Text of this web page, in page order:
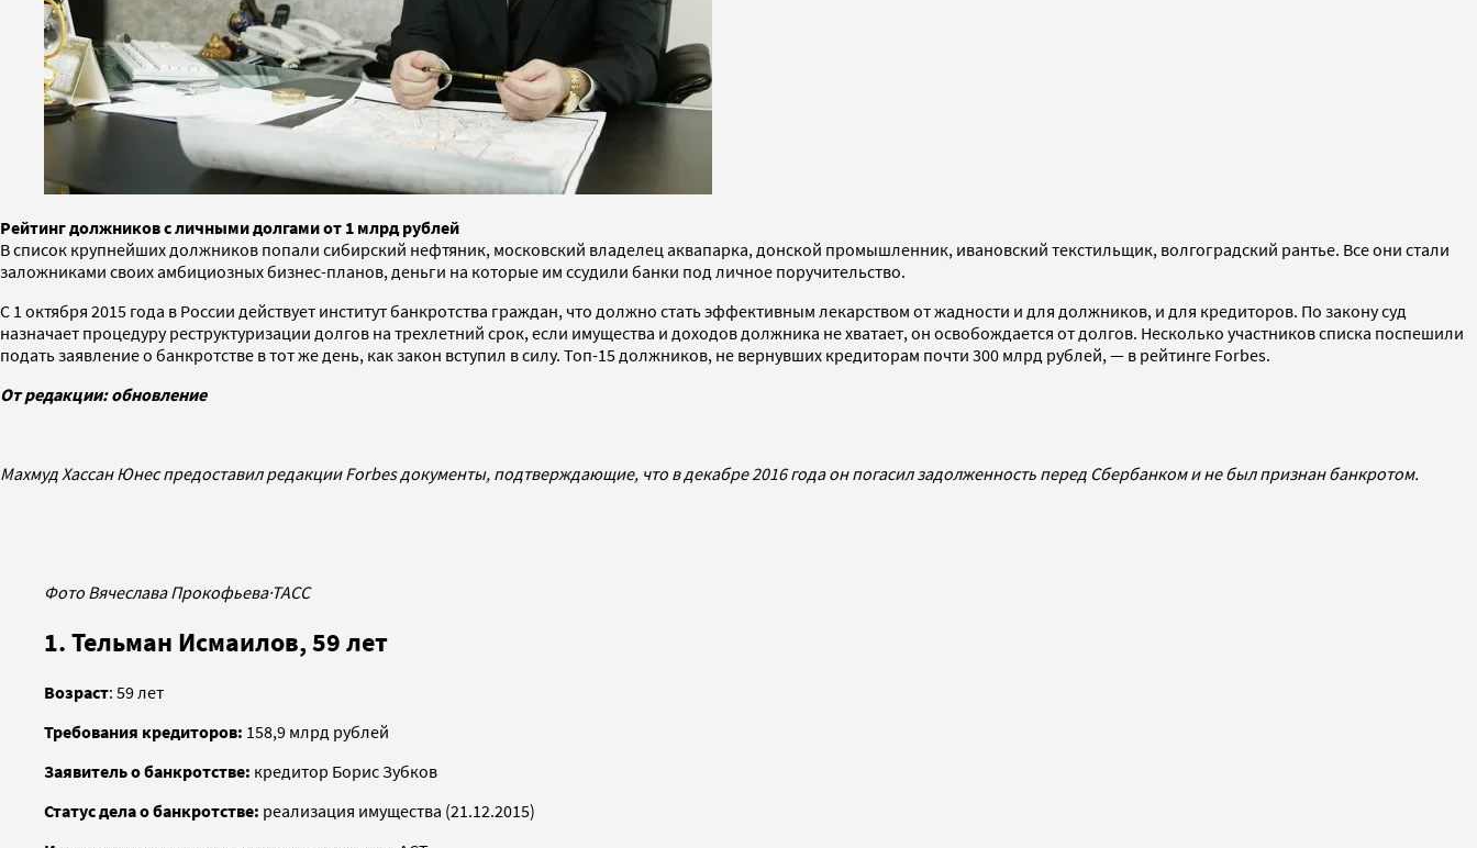
Рейтинг должников с личными долгами от 1 млрд рублей
В список крупнейших должников попали сибирский нефтяник, московский владелец аквапарка, донской промышленник, ивановский текстильщик, волгоградский рантье. Все они стали
заложниками своих амбициозных бизнес-планов, деньги на которые им ссудили банки под личное поручительство.
С 1 октября 2015 года в России действует институт банкротства граждан, что должно стать эффективным лекарством от жадности и для должников, и для кредиторов. По закону суд
назначает процедуру реструктуризации долгов на трехлетний срок, если имущества и доходов должника не хватает, он освобождается от долгов. Несколько участников списка поспешили
подать заявление о банкротстве в тот же день, как закон вступил в силу. Топ-15 должников, не вернувших кредиторам почти 300 млрд рублей, — в рейтинге Forbes.
От редакции: обновление
Махмуд Хассан Юнес предоставил редакции Forbes документы, подтверждающие, что в декабре 2016 года он погасил задолженность перед Сбербанком и не был признан банкротом.
Фото Вячеслава Прокофьева·ТАСС
1. Тельман Исмаилов, 59 лет
Возраст: 59 лет
Требования кредиторов: 158,9 млрд рублей
Заявитель о банкротстве: кредитор Борис Зубков
Статус дела о банкротстве: реализация имущества (21.12.2015)